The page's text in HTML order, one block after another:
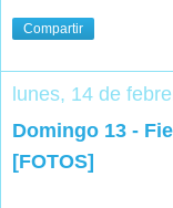
Compartir
lunes, 14 de
Domingo 13 -
[FOTOS]